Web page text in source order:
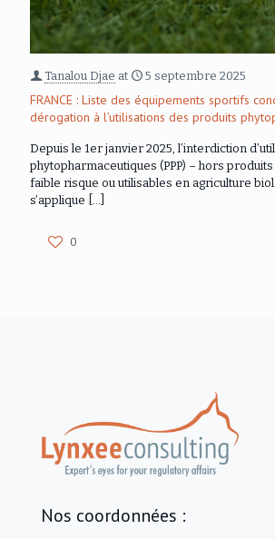
Tanalou Djae at 5 septembre 2025
FRANCE : Liste des équipements sportifs
dérogation à l’utilisations des produits
Depuis le 1er janvier 2025, l’interdiction
phytopharmaceutiques (PPP) – hors
faible risque ou utilisables en agriculture
s’applique
0
Nos coordonnées :